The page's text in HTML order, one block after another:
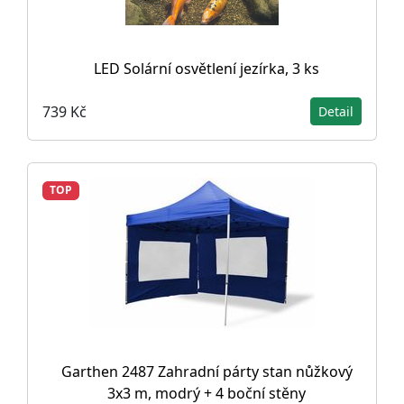
LED Solární osvětlení jezírka, 3 ks
739 Kč Detail
TOP
Garthen 2487 Zahradní párty stan nůžkový
3x3 m, modrý + 4 boční stěny